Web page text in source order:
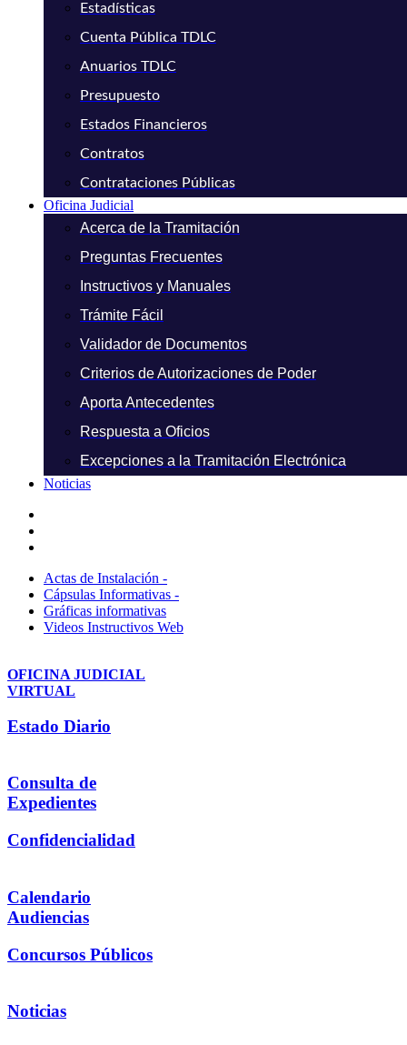
Estadísticas
Cuenta Pública TDLC
Anuarios TDLC
Presupuesto
Estados Financieros
Contratos
Contrataciones Públicas
Oficina Judicial
Acerca de la Tramitación
Preguntas Frecuentes
Instructivos y Manuales
Trámite Fácil
Validador de Documentos
Criterios de Autorizaciones de Poder
Aporta Antecedentes
Respuesta a Oficios
Excepciones a la Tramitación Electrónica
Noticias
Actas de Instalación -
Cápsulas Informativas -
Gráficas informativas
Videos Instructivos Web
OFICINA JUDICIAL
VIRTUAL
Estado Diario
Consulta de
Expedientes
Confidencialidad
Calendario
Audiencias
Concursos Públicos
Noticias